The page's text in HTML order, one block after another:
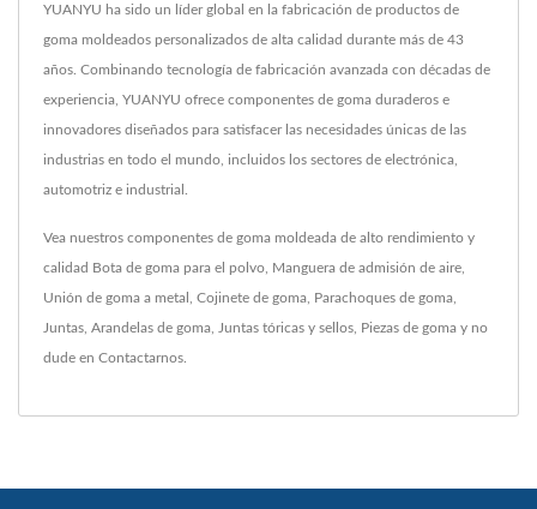
YUANYU ha sido un líder global en la fabricación de productos de
goma moldeados personalizados de alta calidad durante más de 43
años. Combinando tecnología de fabricación avanzada con décadas de
experiencia, YUANYU ofrece componentes de goma duraderos e
innovadores diseñados para satisfacer las necesidades únicas de las
industrias en todo el mundo, incluidos los sectores de electrónica,
automotriz e industrial.
Vea nuestros componentes de goma moldeada de alto rendimiento y
calidad Bota de goma para el polvo, Manguera de admisión de aire,
Unión de goma a metal , Cojinete de goma, Parachoques de goma,
Juntas, Arandelas de goma, Juntas tóricas y sellos, Piezas de goma y no
dude en Contactarnos.